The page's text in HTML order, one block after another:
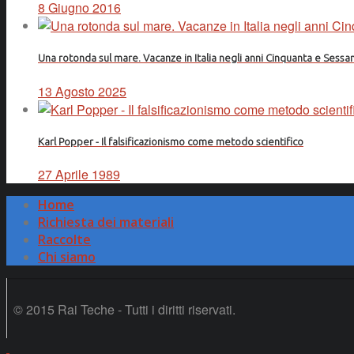
8 Giugno 2016
Una rotonda sul mare. Vacanze in Italia negli anni Cinquanta e
13 Agosto 2025
Karl Popper - Il falsificazionismo come metodo scientifico
27 Aprile 1989
Home
Richiesta dei materiali
Raccolte
Chi siamo
© 2015 Rai Teche - Tutti i diritti riservati.